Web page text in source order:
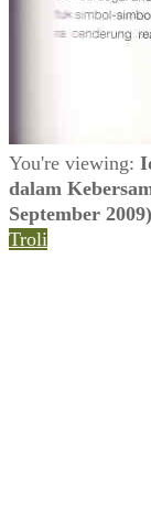
You're viewing:
dalam
September 2009)
Troli